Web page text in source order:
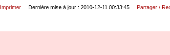
Imprimer Dernière mise à jour : 2010-12-11 00:33:45 Partager /